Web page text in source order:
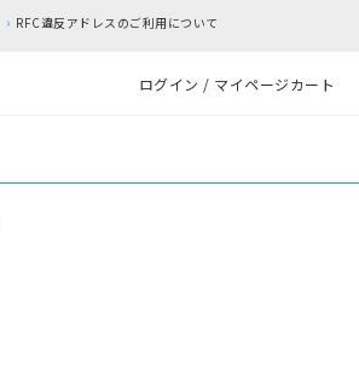
RFC違反アドレスのご利用について
ログイン / マイページカート